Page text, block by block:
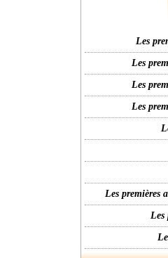
Les
Les
Les
Les
Les premières
Les